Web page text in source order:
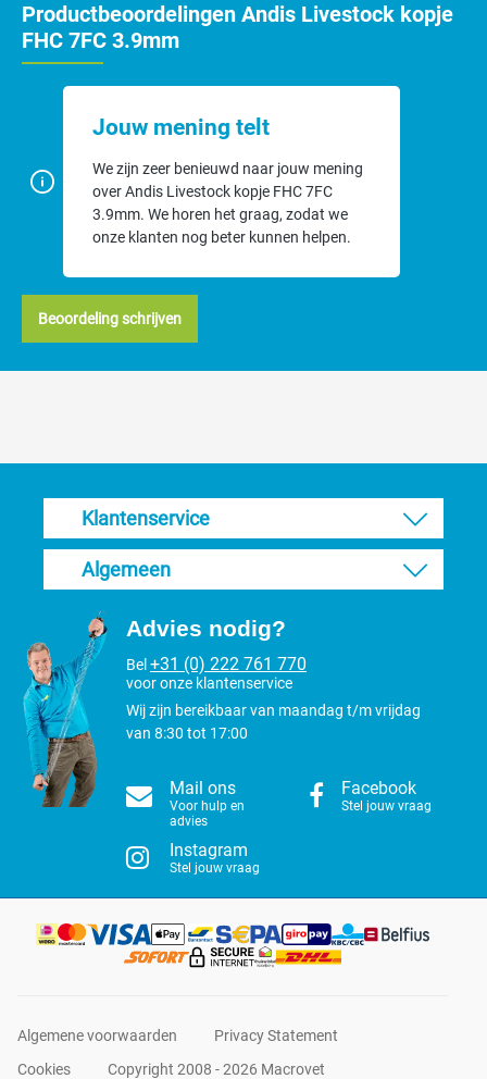
Productbeoordelingen Andis Livestock kopje
FHC 7FC 3.9mm
Jouw mening telt
We zijn zeer benieuwd naar jouw mening
over Andis Livestock kopje FHC 7FC
3.9mm. We horen het graag, zodat we
onze klanten nog beter kunnen helpen.
Beoordeling schrijven
Klantenservice
Algemeen
Advies nodig?
Bel +31 (0) 222 761 770
voor onze klantenservice
Wij zijn bereikbaar van maandag t/m vrijdag
van 8:30 tot 17:00
Mail ons
Voor hulp en
advies
Facebook
Stel jouw vraag
Instagram
Stel jouw vraag
Algemene voorwaarden
Privacy Statement
Cookies
Copyright 2008 - 2026 Macrovet